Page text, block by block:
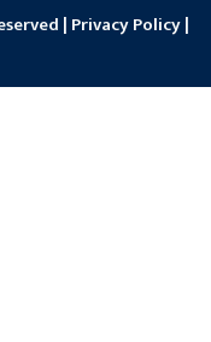
| Privacy Policy|